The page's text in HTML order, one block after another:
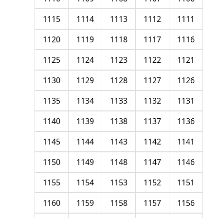
1111
1112
1113
1114
1115
1116
1117
1118
1119
1120
1121
1122
1123
1124
1125
1126
1127
1128
1129
1130
1131
1132
1133
1134
1135
1136
1137
1138
1139
1140
1141
1142
1143
1144
1145
1146
1147
1148
1149
1150
1151
1152
1153
1154
1155
1156
1157
1158
1159
1160